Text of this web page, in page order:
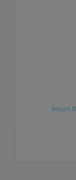
İletişim